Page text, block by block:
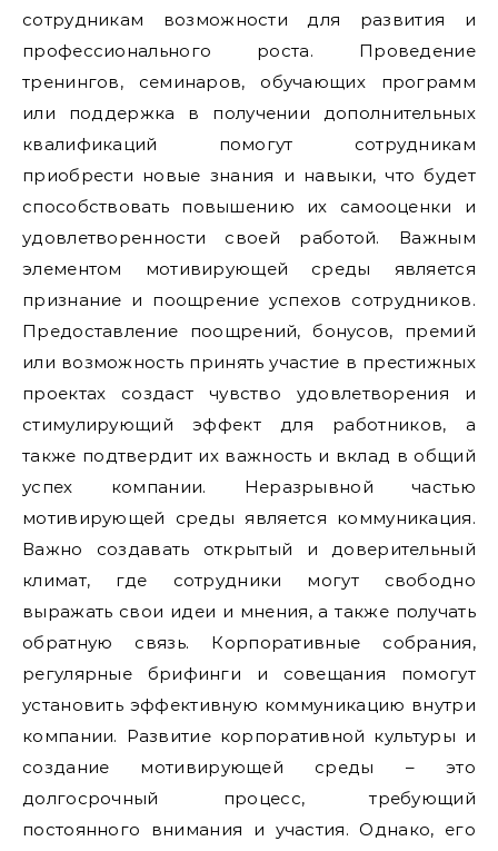
сотрудникам возможности для развития и
профессионального роста. Проведение
тренингов, семинаров, обучающих программ
или поддержка в получении дополнительных
квалификаций помогут сотрудникам
приобрести новые знания и навыки, что будет
способствовать повышению их самооценки и
удовлетворенности своей работой. Важным
элементом мотивирующей среды является
признание и поощрение успехов сотрудников.
Предоставление поощрений, бонусов, премий
или возможность принять участие в престижных
проектах создаст чувство удовлетворения и
стимулирующий эффект для работников, а
также подтвердит их важность и вклад в общий
успех компании. Неразрывной частью
мотивирующей среды является коммуникация.
Важно создавать открытый и доверительный
климат, где сотрудники могут свободно
выражать свои идеи и мнения, а также получать
обратную связь. Корпоративные собрания,
регулярные брифинги и совещания помогут
установить эффективную коммуникацию внутри
компании. Развитие корпоративной культуры и
создание мотивирующей среды – это
долгосрочный процесс, требующий
постоянного внимания и участия. Однако, его